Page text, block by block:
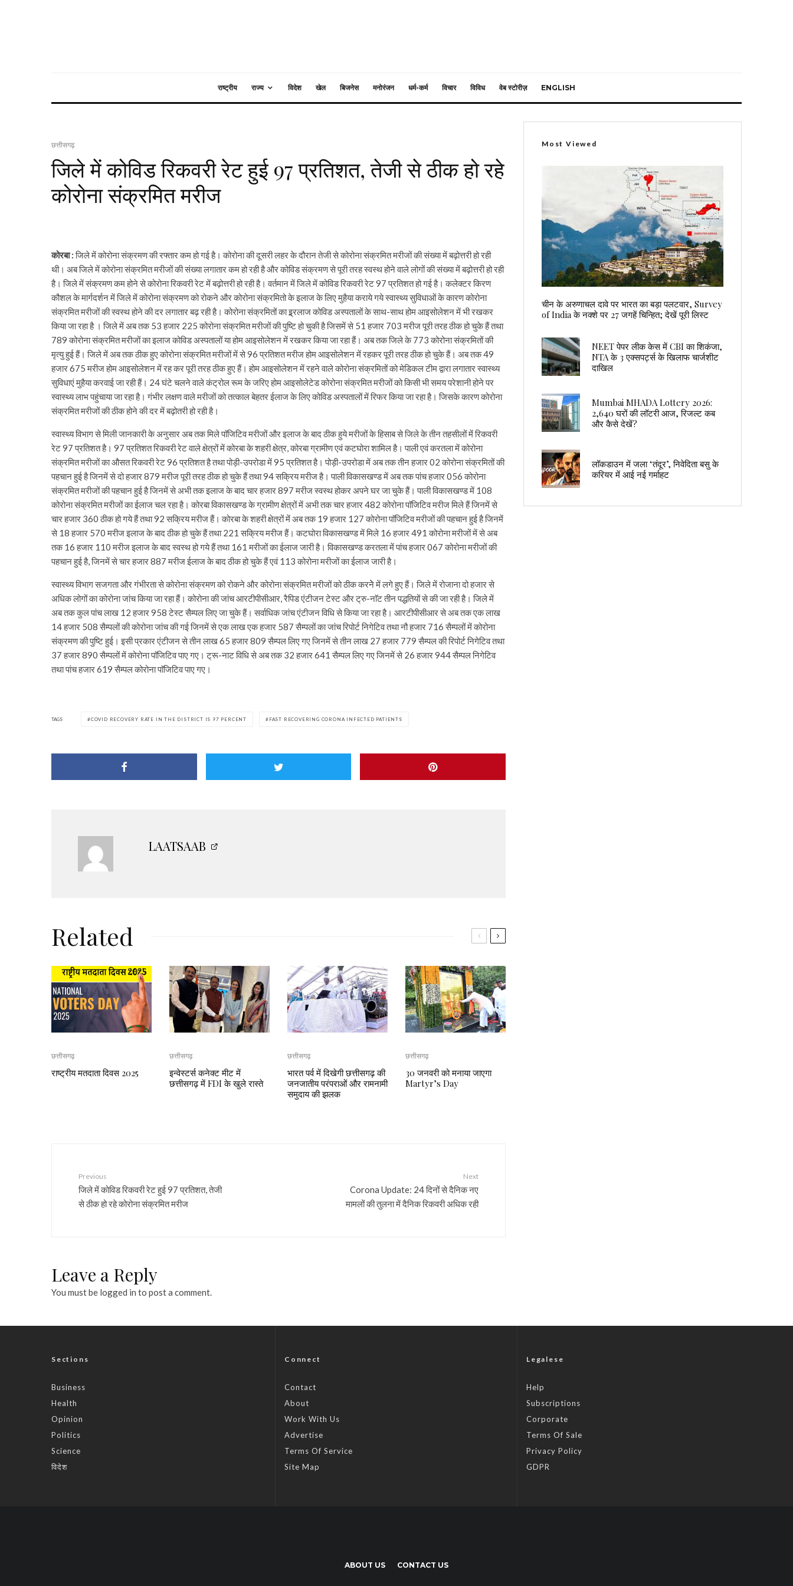
राष्ट्रीय राज्य विदेश खेल बिजनेस मनोरंजन धर्म-कर्म विचार विविध वेब स्टोरीज़ ENGLISH
छत्तीसगढ़
जिले में कोविड रिकवरी रेट हुई 97 प्रतिशत, तेजी से ठीक हो रहे
कोरोना संक्रमित मरीज
कोरबा :जिले में कोरोना संक्रमण की रफ्तार कम हो गई है। कोरोना की दूसरी लहर के दौरान तेजी से कोरोना संक्रमित मरीजों की संख्या में बढ़ोत्तरी हो रही
थी। अब जिले में कोरोना संक्रमित मरीजों की संख्या लगातार कम हो रही है और कोविड संक्रमण से पूरी तरह स्वस्थ होने वाले लोगों की संख्या में बढ़ोत्तरी हो रही
है। जिले में संक्रमण कम होने से कोरोना रिकवरी रेट में बढ़ोत्तरी हो रही है। वर्तमान में जिले में कोविड रिकवरी रेट 97 प्रतिशत हो गई है। कलेक्टर किरण
कौशल के मार्गदर्शन में जिले में कोरोना संक्रमण को रोकने और कोरोना संक्रमितो के इलाज के लिए मुहैया कराये गये स्वास्थ्य सुविधाओं के कारण कोरोना
संक्रमित मरीजों की स्वस्थ होने की दर लगातार बढ़ रही है। कोरोना संक्रमितों का इ्र्रलाज कोविड अस्पतालों के साथ-साथ होम आइसोलेशन में भी रखकर
किया जा रहा है । जिले में अब तक 53 हजार 225 कोरोना संक्रमित मरीजों की पुष्टि हो चुकी है जिसमें से 51 हजार 703 मरीज पूरी तरह ठीक हो चुके हैं तथा
789 कोरोना संक्रमित मरीजों का इलाज कोविड अस्पतालों या होम आइसोलेशन में रखकर किया जा रहा हैं। अब तक जिले के 773 कोरोना संक्रमितों की
मृत्यु हुई हैं। जिले में अब तक ठीक हुए कोरोना संक्रमित मरीजों में से 96 प्रतिशत मरीज होम आइसोलेशन में रहकर पूरी तरह ठीक हो चुके हैं। अब तक 49
हजार 675 मरीज होम आइसोलेशन में रह कर पूरी तरह ठीक हुए हैं। होम आइसोलेशन में रहने वाले कोरोना संक्रमितों को मेडिकल टीम द्वारा लगातार स्वास्थ्य
सुविधाएं मुहैया करवाई जा रही हैं। 24 घंटे चलने वाले कंट्रोल रूम के जरिए होम आइसोलेटेड कोरोना संक्रमित मरीजों को किसी भी समय परेशानी होने पर
स्वास्थ्य लाभ पहुंचाया जा रहा है। गंभीर लक्षण वाले मरीजों को तत्काल बेहतर ईलाज के लिए कोविड अस्पतालों में रिफर किया जा रहा है। जिसके कारण कोरोना
संक्रमित मरीजों की ठीक होने की दर में बढ़ोतरी हो रही है।
स्वास्थ्य विभाग से मिली जानकारी के अनुसार अब तक मिले पाॅजिटिव मरीजों और इलाज के बाद ठीक हुये मरीजों के हिसाब से जिले के तीन तहसीलों में रिकवरी
रेट 97 प्रतिशत है। 97 प्रतिशत रिकवरी रेट वाले क्षेत्रों में कोरबा के शहरी क्षेत्र, कोरबा ग्रामीण एवं कटघोरा शामिल है। पाली एवं करतला में कोरोना
संक्रमित मरीजों का औसत रिकवरी रेट 96 प्रतिशत है तथा पोड़ी-उपरोडा में 95 प्रतिशत है। पोड़ी-उपरोडा में अब तक तीन हजार 02 कोरोना संक्रमितों की
पहचान हुई है जिनमें से दो हजार 879 मरीज पूरी तरह ठीक हो चुके हैं तथा 94 सक्रिय मरीज है। पाली विकासखण्ड में अब तक पांच हजार 056 कोरोना
संक्रमित मरीजों की पहचान हुई है जिनमें से अभी तक इलाज के बाद चार हजार 897 मरीज स्वस्थ होकर अपने घर जा चुके हैं। पाली विकासखण्ड में 108
कोरोना संक्रमित मरीजों का ईलाज चल रहा है। कोरबा विकासखण्ड के ग्रामीण क्षेत्रों में अभी तक चार हजार 482 कोरोना पाॅजिटिव मरीज मिले हैं जिनमें से
चार हजार 360 ठीक हो गये हैं तथा 92 सक्रिय मरीज हैं। कोरबा के शहरी क्षेत्रों में अब तक 19 हजार 127 कोरोना पाॅजिटिव मरीजों की पहचान हुई है जिनमें
से 18 हजार 570 मरीज इलाज के बाद ठीक हो चुके हैं तथा 221 सक्रिय मरीज हैं। कटघोरा विकासखण्ड में मिले 16 हजार 491 कोरोना मरीजों में से अब
तक 16 हजार 110 मरीज इलाज के बाद स्वस्थ हो गये हैं तथा 161 मरीजों का ईलाज जारी है। विकासखण्ड करतला में पांच हजार 067 कोरोना मरीजों की
पहचान हुई है, जिनमें से चार हजार 887 मरीज ईलाज के बाद ठीक हो चुके हैं एवं 113 कोरोना मरीजों का ईलाज जारी है।
स्वास्थ्य विभाग सजगता और गंभीरता से कोरोना संक्रमण को रोकने और कोरोना संक्रमित मरीजों को ठीक करनेे में लगे हुए हैं। जिले में रोजाना दो हजार से
अधिक लोगों का कोरोना जांच किया जा रहा हैं। कोरोना की जांच आरटीपीसीआर, रैपिड एंटीजन टेस्ट और ट्रु-नाॅट तीन पद्धतियों से की जा रही है। जिले में
अब तक कुल पांच लाख 12 हजार 958 टेस्ट सैम्पल लिए जा चुके हैं। सर्वाधिक जांच एंटीजन विधि से किया जा रहा है। आरटीपीसीआर से अब तक एक लाख
14 हजार 508 सैम्पलों की कोरोना जांच की गई जिनमें से एक लाख एक हजार 587 सैम्पलों का जांच रिपोर्ट निगेटिव तथा नौ हजार 716 सैम्पलों में कोरोना
संक्रमण की पुष्टि हुई। इसी प्रकार एंटीजन से तीन लाख 65 हजार 809 सैम्पल लिए गए जिनमें से तीन लाख 27 हजार 779 सैम्पल की रिपोर्ट निगेटिव तथा
37 हजार 890 सैम्पलों में कोरोना पाॅजिटिव पाए गए। ट्रू-नाट विधि से अब तक 32 हजार 641 सैम्पल लिए गए जिनमें से 26 हजार 944 सैम्पल निगेटिव
तथा पांच हजार 619 सैम्पल कोरोना पाॅजिटिव पाए गए।
TAGS COVID RECOVERY RATE IN THE DISTRICT IS 97 PERCENT FAST RECOVERING CORONA INFECTED PATIENTS
LAATSAAB
Related
छत्तीसगढ़
राष्ट्रीय मतदाता दिवस 2025
छत्तीसगढ़
इन्वेस्टर्स कनेक्ट मीट में
छत्तीसगढ़ में FDI के खुले रास्ते
छत्तीसगढ़
भारत पर्व में दिखेगी छत्तीसगढ़ की
जनजातीय परंपराओं और रामनामी
समुदाय की झलक
छत्तीसगढ़
30 जनवरी को मनाया जाएगा
Martyr’s Day
Previous
जिले में कोविड रिकवरी रेट हुई 97 प्रतिशत, तेजी
से ठीक हो रहे कोरोना संक्रमित मरीज
Next
Corona Update: 24 दिनों से दैनिक नए
मामलों की तुलना में दैनिक रिकवरी अधिक रही
Leave a Reply
You must be logged in to post a comment.
Most Viewed
चीन के अरुणाचल दावे पर भारत का बड़ा पलटवार, Survey
of India के नक्शे पर 27 जगहें चिन्हित; देखें पूरी लिस्ट
NEET पेपर लीक केस में CBI का शिकंजा,
NTA के 3 एक्सपर्ट्स के खिलाफ चार्जशीट
दाखिल
Mumbai MHADA Lottery 2026:
2,640 घरों की लॉटरी आज, रिजल्ट कब
और कैसे देखें?
लॉकडाउन में जला ‘तंदूर’, निवेदिता बसु के
करियर में आई नई गर्माहट
Sections
Business
Health
Opinion
Politics
Science
विदेश
Connect
Contact
About
Work With Us
Advertise
Terms Of Service
Site Map
Legalese
Help
Subscriptions
Corporate
Terms Of Sale
Privacy Policy
GDPR
ABOUT US CONTACT US